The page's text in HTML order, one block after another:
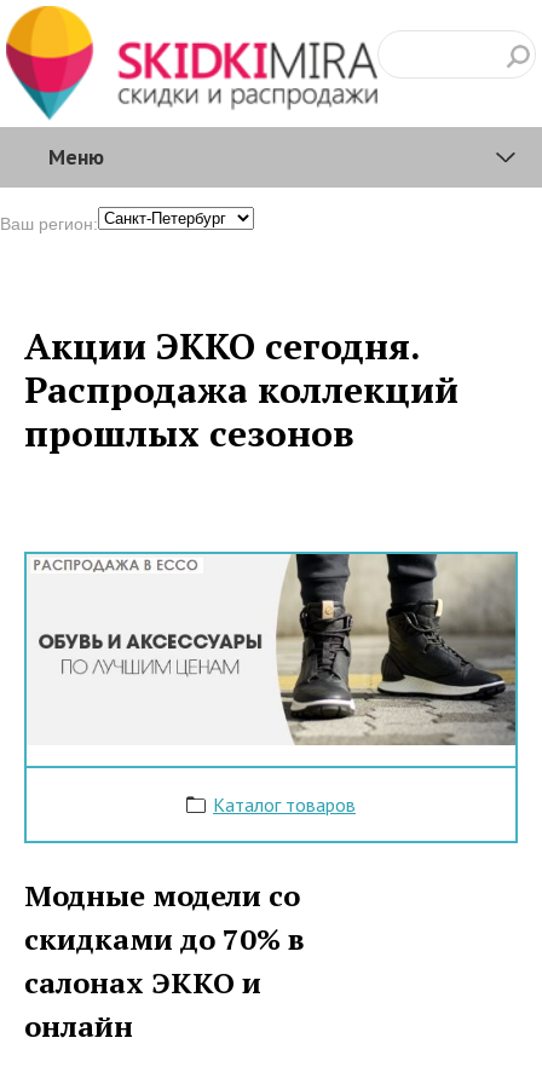
Меню
Ваш регион:
Акции ЭККО сегодня.
Распродажа коллекций
прошлых сезонов
Каталог товаров
Модные модели со
скидками до 70% в
салонах ЭККО и
онлайн